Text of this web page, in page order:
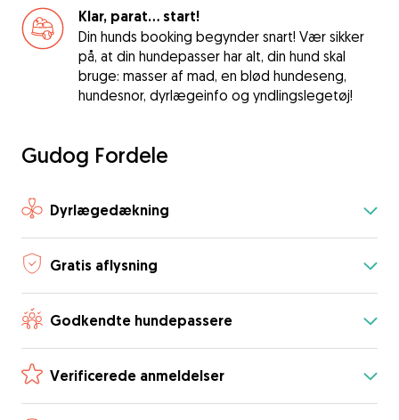
Klar, parat... start!
Din hunds booking begynder snart! Vær sikker
på, at din hundepasser har alt, din hund skal
bruge: masser af mad, en blød hundeseng,
hundesnor, dyrlægeinfo og yndlingslegetøj!
Gudog Fordele
Dyrlægedækning
Gratis aflysning
Godkendte hundepassere
Verificerede anmeldelser